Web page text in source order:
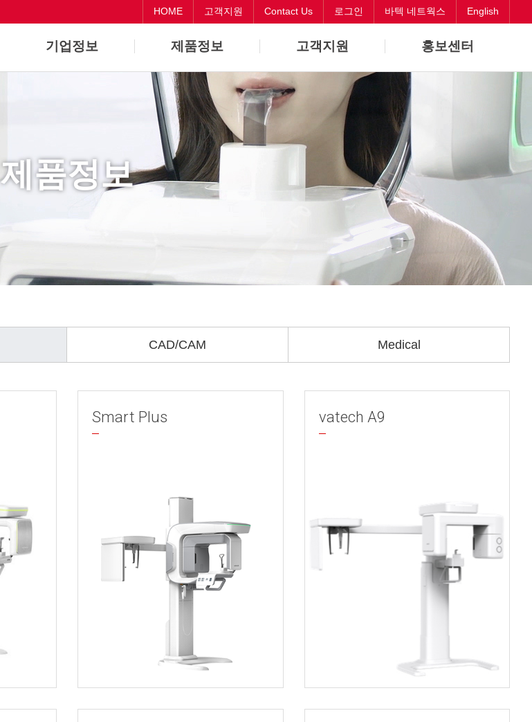
HOME 고객지원 Contact Us 로그인 바텍 네트웍스 English
기업정보 제품정보
Dental
CAD/CAM
Medical
고객지원
원격지원
Contact Us
홍보센터
오시는길
제품정보
CAD/CAM Medical
Smart Plus vatech A9